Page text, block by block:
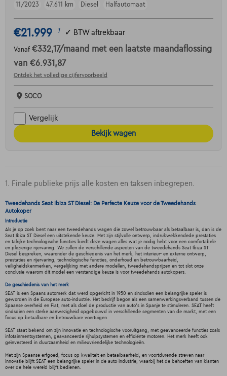
11/2023
47.611 km Diesel Halfautomaat
€21.999 1 ✓ BTW aftrekbaar
Vanaf €332,17/maand met een laatste maandaflossing
van €6.931,87
Ontdek het volledige cijfervoorbeeld
SOCO
Vergelijk
Bekijk wagen
1. Finale publieke prijs alle kosten en taksen inbegrepen.
Tweedehands Seat Ibiza ST Diesel: De Perfecte Keuze voor de Tweedehands
Autokoper
Introductie
Als je op zoek bent naar een tweedehands wagen die zowel betrouwbaar als betaalbaar is, dan is de
Seat Ibiza ST Diesel een uitstekende keuze. Met zijn stijlvolle ontwerp, indrukwekkendede prestaties
en talrijke technologische functies biedt deze wagen alles wat je nodig hebt voor een comfortabele
en plezierige rijervaring. We zullen de verschillende aspecten van de tweedehands Seat Ibiza ST
Diesel bespreken, waaronder de geschiedenis van het merk, het interieur- en externe ontwerp,
prestaties en rijervaring, technologische functies, onderhoud en betrouwbaarheid,
veiligheidskenmerken, vergelijking met andere modellen, tweedehandsprijzen en tot slot onze
conclusie waarom dit model een verstandige keuze is voor tweedehands autokopers.
De geschiedenis van het merk
SEAT is een Spaans automerk dat werd opgericht in 1950 en sindsdien een belangrijke speler is
geworden in de Europese auto-industrie. Het bedrijf begon als een samenwerkingsverband tussen de
Spaanse overheid en Fiat, met als doel de productie van auto's in Spanje te stimuleren. SEAT heeft
sindsdien een sterke aanwezigheid opgebouwd in verschillende segmenten van de markt, met een
focus op betaalbare en betrouwbare voertuigen.
SEAT staat bekend om zijn innovatie en technologische vooruitgang, met geavanceerde functies zoals
infotainmentsystemen, geavanceerde rijhulpsystemen en efficiënte motoren. Het merk heeft ook
geïnvesteerd in duurzaamheid en milieuvriendelijke technologieën.
Met zijn Spaanse erfgoed, focus op kwaliteit en betaalbaarheid, en voortdurende streven naar
innovatie blijft SEAT een belangrijke speler in de auto-industrie, waarbij het de behoeften van klanten
over de hele wereld blijft bedienen.